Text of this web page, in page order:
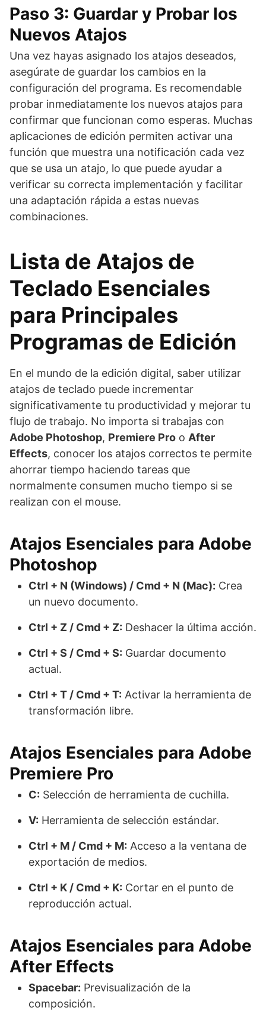
Paso 3: Guardar y Probar los
Nuevos Atajos
Una vez hayas asignado los atajos deseados,
asegúrate de guardar los cambios en la
configuración del programa. Es recomendable
probar inmediatamente los nuevos atajos para
confirmar que funcionan como esperas. Muchas
aplicaciones de edición permiten activar una
función que muestra una notificación cada vez
que se usa un atajo, lo que puede ayudar a
verificar su correcta implementación y facilitar
una adaptación rápida a estas nuevas
combinaciones.
Lista de Atajos de
Teclado Esenciales
para Principales
Programas de Edición
En el mundo de la edición digital, saber utilizar
atajos de teclado puede incrementar
significativamente tu productividad y mejorar tu
flujo de trabajo. No importa si trabajas con
Adobe Photoshop, Premiere Pro o After
Effects, conocer los atajos correctos te permite
ahorrar tiempo haciendo tareas que
normalmente consumen mucho tiempo si se
realizan con el mouse.
Atajos Esenciales para Adobe
Photoshop
Ctrl + N (Windows) / Cmd + N (Mac): Crea
un nuevo documento.
Ctrl + Z / Cmd + Z: Deshacer la última acción.
Ctrl + S / Cmd + S: Guardar documento
actual.
Ctrl + T / Cmd + T: Activar la herramienta de
transformación libre.
Atajos Esenciales para Adobe
Premiere Pro
C: Selección de herramienta de cuchilla.
V: Herramienta de selección estándar.
Ctrl + M / Cmd + M: Acceso a la ventana de
exportación de medios.
Ctrl + K / Cmd + K: Cortar en el punto de
reproducción actual.
Atajos Esenciales para Adobe
After Effects
Spacebar: Previsualización de la
composición.